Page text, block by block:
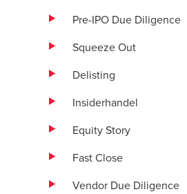
Pre-IPO Due Diligence
Squeeze Out
Delisting
Insiderhandel
Equity Story
Fast Close
Vendor Due Diligence